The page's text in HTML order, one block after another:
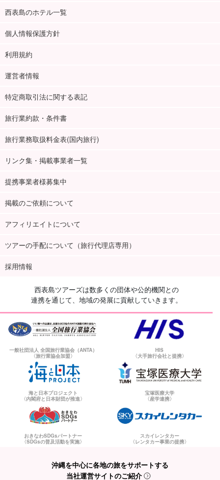
西表島のホテル一覧
個人情報保護方針
利用規約
運営者情報
特定商取引法に関する表記
旅行業約款・条件書
旅行業務取扱料金表(国内旅行)
リンク集・掲載事業者一覧
提携事業者様募集中
掲載のご依頼について
アフィリエイトについて
ツアーの手配について（旅行代理店専用）
採用情報
西表島ツアーズは数多くの団体や公的機関との
連携を通じて、地域の発展に貢献していきます。
一般社団法人 全国旅行業協会（ANTA）
〈旅行業協会加盟〉
HIS
〈大手旅行会社と提携〉
海と日本プロジェクト
〈内閣府と日本財団が推進〉
宝塚医療大学
〈産学連携〉
おきなわSDGsパートナー
〈SDGsの普及活動を実施〉
スカイレンタカー
〈レンタカー事業の提携〉
沖縄を中心に各地の旅をサポートする
当社運営サイトのご紹介